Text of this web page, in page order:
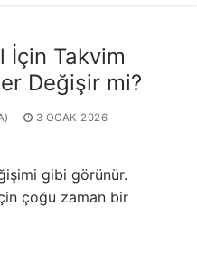
İçin Takvim
Değişir mi?
3 OCAK 2026
gibi görünür.
çoğu zaman bir